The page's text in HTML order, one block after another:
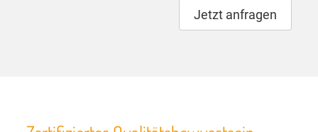
Jetzt anfragen